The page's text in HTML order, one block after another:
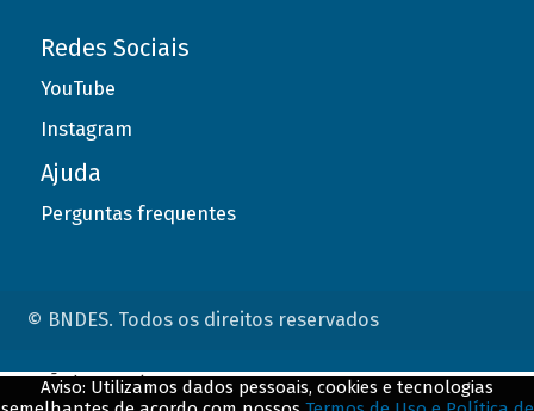
Redes Sociais
YouTube
Instagram
Ajuda
Perguntas frequentes
© BNDES. Todos os direitos reservados
Aviso: Utilizamos dados pessoais, cookies e tecnologias
ConteÃºdo complementar